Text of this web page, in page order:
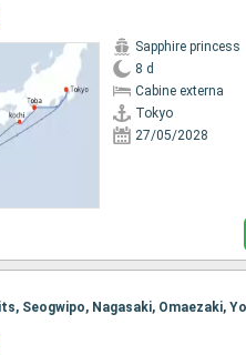
Sapphire princess
8 d
Cabine externa
Tokyo
27/05/2028